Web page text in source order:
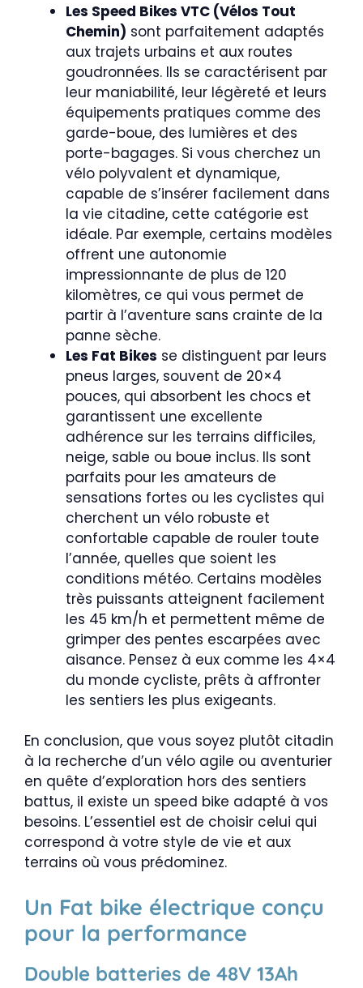
Les Speed Bikes VTC (Vélos Tout
Chemin) sont parfaitement adaptés
aux trajets urbains et aux routes
goudronnées. Ils se caractérisent par
leur maniabilité, leur légèreté et leurs
équipements pratiques comme des
garde-boue, des lumières et des
porte-bagages. Si vous cherchez un
vélo polyvalent et dynamique,
capable de s’insérer facilement dans
la vie citadine, cette catégorie est
idéale. Par exemple, certains modèles
offrent une autonomie
impressionnante de plus de 120
kilomètres, ce qui vous permet de
partir à l’aventure sans crainte de la
panne sèche.
Les Fat Bikes se distinguent par leurs
pneus larges, souvent de 20×4
pouces, qui absorbent les chocs et
garantissent une excellente
adhérence sur les terrains difficiles,
neige, sable ou boue inclus. Ils sont
parfaits pour les amateurs de
sensations fortes ou les cyclistes qui
cherchent un vélo robuste et
confortable capable de rouler toute
l’année, quelles que soient les
conditions météo. Certains modèles
très puissants atteignent facilement
les 45 km/h et permettent même de
grimper des pentes escarpées avec
aisance. Pensez à eux comme les 4×4
du monde cycliste, prêts à affronter
les sentiers les plus exigeants.
En conclusion, que vous soyez plutôt citadin
à la recherche d’un vélo agile ou aventurier
en quête d’exploration hors des sentiers
battus, il existe un speed bike adapté à vos
besoins. L’essentiel est de choisir celui qui
correspond à votre style de vie et aux
terrains où vous prédominez.
Un Fat bike électrique conçu
pour la performance
Double batteries de 48V 13Ah